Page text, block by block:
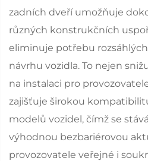
zadních dveří umožňuje
různých konstrukčních
eliminuje potřebu
návrhu vozidla. To nejen
na instalaci pro
zajišťuje širokou
modelů vozidel, čímž se
výhodnou bezbariérovou
provozovatele veřejné i